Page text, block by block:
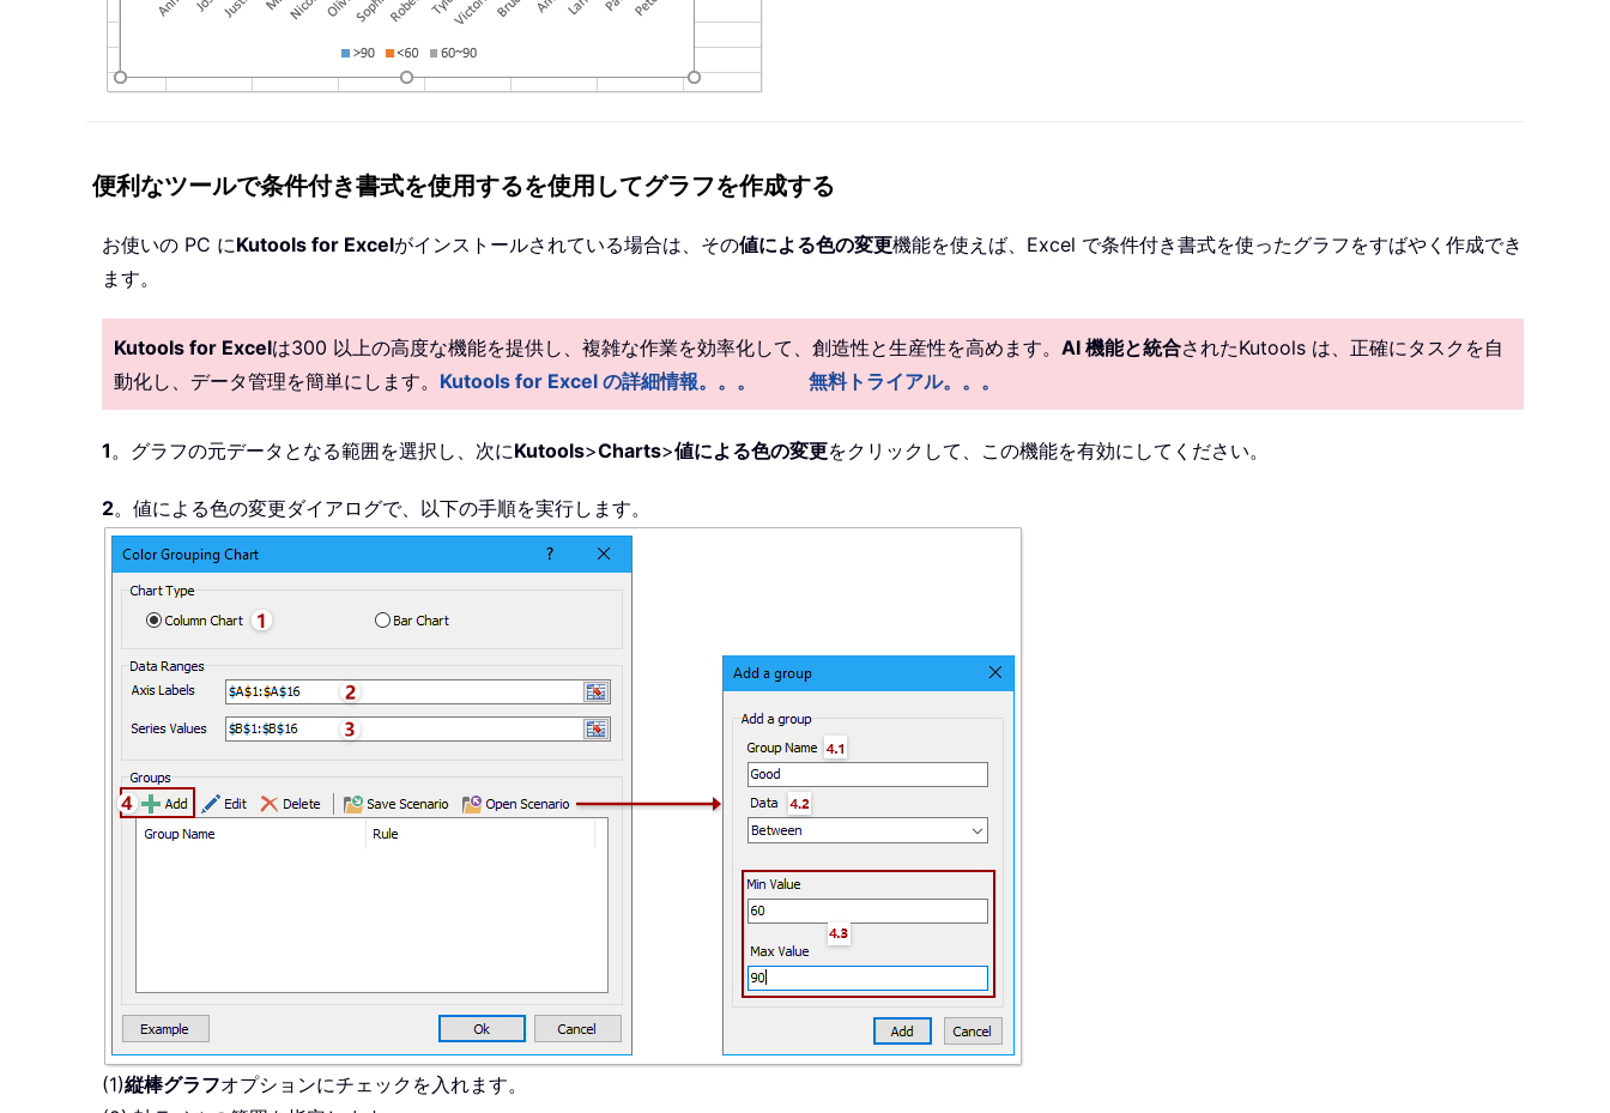
便利なツールで条件付き書式を使用するを使用してグラフを作成する
お使いの PC にKutools for Excelがインストールされている場合は、その値による色の変更機能を使えば、Excel で条件付き書式を使ったグラフをすばやく作成でき
ます。
Kutools for Excelは300 以上の高度な機能を提供し、複雑な作業を効率化して、創造性と生産性を高めます。 AI 機能と統合されたKutools は、正確にタスクを自
動化し、データ管理を簡単にします。 Kutools for Excel の詳細情報。。。 無料トライアル。。。
1。グラフの元データとなる範囲を選択し、次にKutools>Charts>値による色の変更をクリックして、この機能を有効にしてください。
2。値による色の変更ダイアログで、以下の手順を実行します。
(1)縦棒グラフオプションにチェックを入れます。